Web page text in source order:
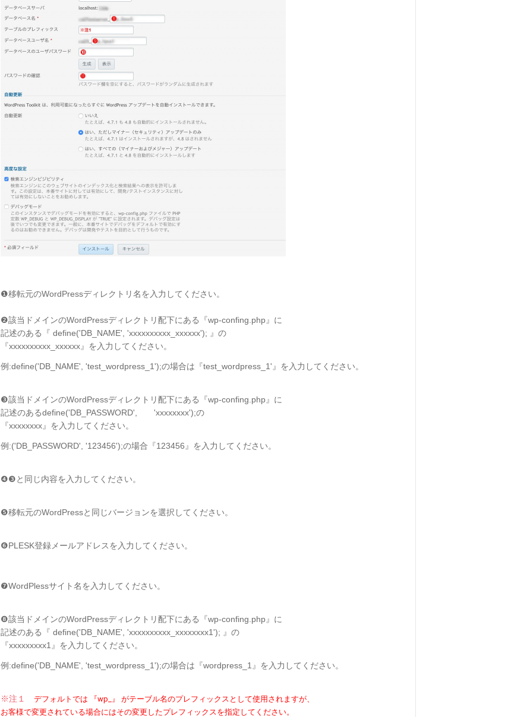
❶移転元のWordPressディレクトリ名を入力してください。
❷該当ドメインのWordPressディレクトリ配下にある『wp-confing.php』に
記述のある『 define('DB_NAME', 'xxxxxxxxxx_xxxxxx'); 』の
『xxxxxxxxxx_xxxxxx』を入力してください。
例:define('DB_NAME', 'test_wordpress_1');の場合は『test_wordpress_1'』を入力してください。
❸該当ドメインのWordPressディレクトリ配下にある『wp-confing.php』に
記述のあるdefine('DB_PASSWORD', 'xxxxxxxx');の
『xxxxxxxx』を入力してください。
例:('DB_PASSWORD', '123456');の場合『123456』を入力してください。
❹❸と同じ内容を入力してください。
❺移転元のWordPressと同じバージョンを選択してください。
❻PLESK登録メールアドレスを入力してください。
❼WordPlessサイト名を入力してください。
❽該当ドメインのWordPressディレクトリ配下にある『wp-confing.php』に
記述のある『 define('DB_NAME', 'xxxxxxxxxx_xxxxxxxx1'); 』の
『xxxxxxxxx1』を入力してください。
例:define('DB_NAME', 'test_wordpress_1');の場合は『wordpress_1』を入力してください。
※注１ デフォルトでは 『wp_』 がテーブル名のプレフィックスとして使用されますが、
お客様で変更されている場合にはその変更したプレフィックスを指定してください。